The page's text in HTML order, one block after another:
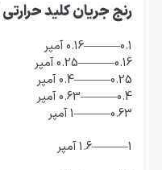
رنج جریان کلید
0.1———0.16 آمپر
0.16———0.25 آمپر
0.25———0.4 آمپر
0.4———0.63 آمپر
0.63———1 آمپر
1———1.6 آمپر